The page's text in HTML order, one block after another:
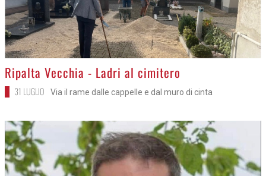
>
Ripalta Vecchia - Ladri al cimitero
31 LUGLIO Via il rame dalle cappelle e dal muro di cinta